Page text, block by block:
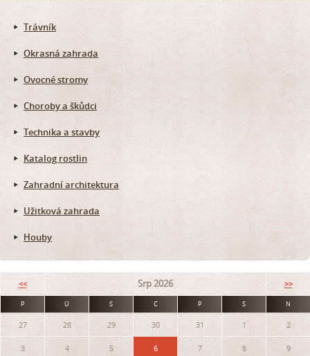
Trávník
Okrasná zahrada
Ovocné stromy
Choroby a škůdci
Technika a stavby
Katalog rostlin
Zahradní architektura
Užitková zahrada
Houby
<< Srp 2026 >>
P Ú S Č P S N
27 28 29 30 31 1 2
3 4 5 6 7 8 9